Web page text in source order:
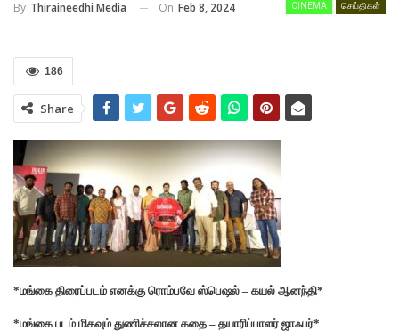
CINEMA செய்திகள்
By Thiraineedhi Media On Feb 8, 2024
186
Share
*மங்கை திரைப்படம் எனக்கு ரொம்பவே ஸ்பெஷல் – கயல் ஆனந்தி*
*மங்கை படம் மிகவும் துணிச்சலான கதை – தயாரிப்பாளர் ஜாஃபர்*